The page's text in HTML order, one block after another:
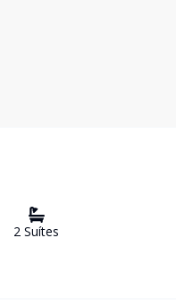
2 Suítes